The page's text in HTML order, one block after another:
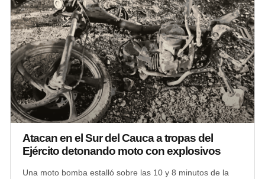
Atacan en el Sur del Cauca a tropas del
Ejército detonando moto con explosivos
Una moto bomba estalló sobre las 10 y 8 minutos de la